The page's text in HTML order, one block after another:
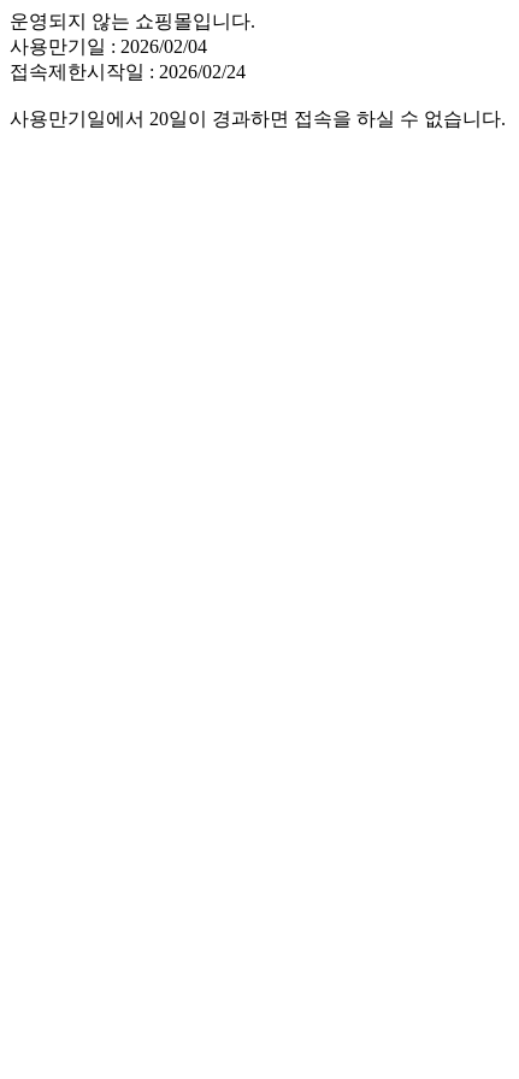
운영되지 않는 쇼핑몰입니다.
사용만기일 : 2026/02/04
접속제한시작일 : 2026/02/24
사용만기일에서 20일이 경과하면 접속을 하실 수 없습니다.